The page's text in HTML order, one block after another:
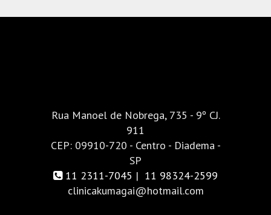
Rua Manoel de Nobrega, 735 - 9º CJ.
911
CEP: 09910-720 - Centro - Diadema -
SP
11 2311-7045 | 11 98324-2599
clinicakumagai@hotmail.com